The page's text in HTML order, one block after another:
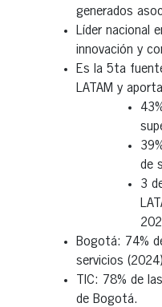
generados
Líder nacional
innovación y
Es la 5ta
LATAM y
de
3
Bogotá: 74%
servicios
TIC: 78% de
de Bogotá.